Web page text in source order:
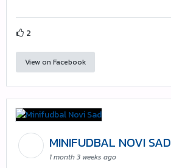
2
View on Facebook
MINIFUDBAL NOVI SAD
1 month 3 weeks ago